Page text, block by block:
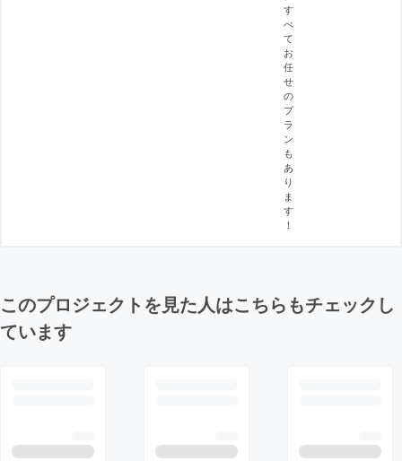
す
べ
て
お
任
せ
の
プ
ラ
ン
も
あ
り
ま
す
！
このプロジェクトを見た人はこちらもチェックし
ています